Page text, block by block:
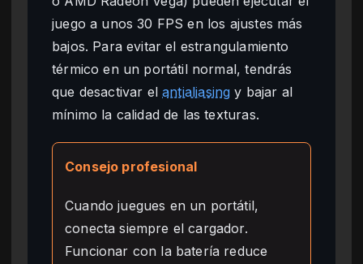
juego a unos 30 FPS en los ajustes más
bajos. Para evitar el estrangulamiento
térmico en un portátil normal, tendrás
que desactivar elantialiasing y bajar al
mínimo la calidad de las texturas.
Consejo profesional
Cuando juegues en un portátil,
conecta siempre el cargador.
Funcionar con la batería reduce